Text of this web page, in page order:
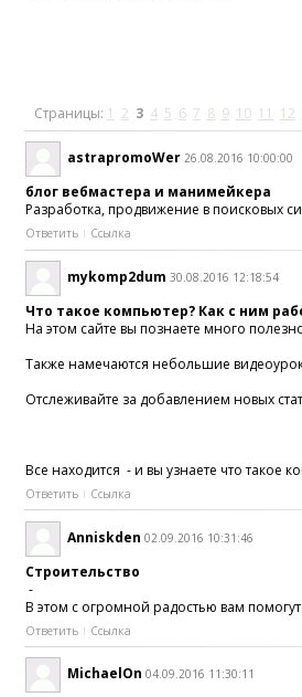
Страницы: 1 2 3 4 5 6 7 8 9 10 11 12
astrapromoWer 26.08.2016 10:00:00
блог вебмастера и манимейкера
Разработка, продвижение в поисковых
Ответить Ссылка
mykomp2dum 30.08.2016 12:18:54
Что такое компьютер? Как с ним
На этом сайте вы познаете много
Также намечаются небольшие
Отслеживайте за добавлением новых
Все находится - и вы узнаете что такое
Ответить Ссылка
Anniskden 02.09.2016 10:31:46
Строительство
-
В этом с огромной радостью вам
Ответить Ссылка
MichaelOn 04.09.2016 11:30:11